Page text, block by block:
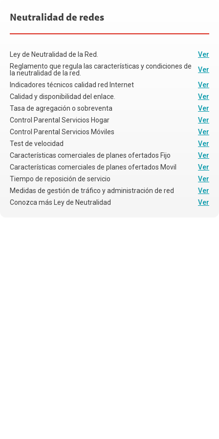
Neutralidad de redes
Ley de Neutralidad de la Red.
Ver
Reglamento que regula las características y condiciones de
la neutralidad de la red.
Ver
Indicadores técnicos calidad red Internet
Ver
Calidad y disponibilidad del enlace.
Ver
Tasa de agregación o sobreventa
Ver
Control Parental Servicios Hogar
Ver
Control Parental Servicios Móviles
Ver
Test de velocidad
Ver
Características comerciales de planes ofertados Fijo
Ver
Características comerciales de planes ofertados Movil
Ver
Tiempo de reposición de servicio
Ver
Medidas de gestión de tráfico y administración de red
Ver
Conozca más Ley de Neutralidad
Ver